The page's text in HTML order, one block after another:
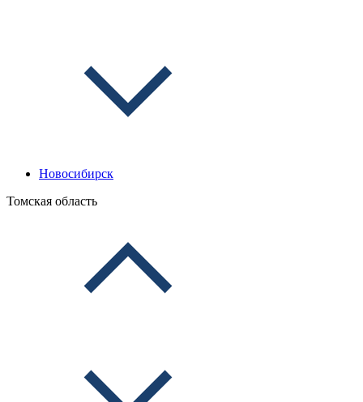
Новосибирск
Томская область